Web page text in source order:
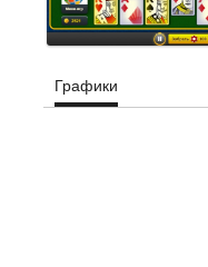
Графики